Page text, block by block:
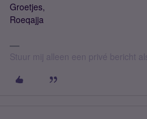
Groetjes,
Roeqajja
Stuur mij alleen een privé bericht